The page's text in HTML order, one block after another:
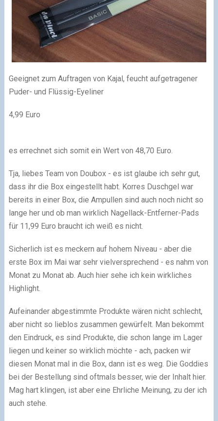
Geeignet zum Auftragen von Kajal, feucht aufgetragener
Puder- und Flüssig-Eyeliner
4,99 Euro
es errechnet sich somit ein Wert von 48,70 Euro.
Tja, liebes Team von Doubox - es ist glaube ich sehr gut,
dass ihr die Box eingestellt habt. Korres Duschgel war
bereits in einer Box, die Ampullen sind auch noch nicht so
lange her und ob man wirklich Nagellack-Entferner-Pads
für 11,99 Euro braucht ich weiß es nicht.
Sicherlich ist es meckern auf hohem Niveau - aber die
erste Box im Mai war sehr vielversprechend - es nahm von
Monat zu Monat ab. Auch hier sehe ich kein wirkliches
Highlight.
Aufeinander abgestimmte Produkte wären nicht schlecht,
aber nicht so lieblos zusammen gewürfelt. Man bekommt
den Eindruck, es sind Produkte, die schon lange im Lager
liegen und keiner so wirklich möchte - ach, packen wir
diesen Monat mal in die Box, dann ist es weg. Die Goddies
bei der Bestellung sind oftmals besser, wie der Inhalt hier.
Mag hart klingen, ist aber eine Ehrliche Meinung, zu der ich
auch stehe.